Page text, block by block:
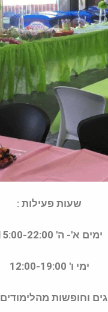
שעות פעילות :
ימים א'- ה' 15:00-22:00
ימי ו' 12:00-19:00
מהלימודים 9:00-22:00